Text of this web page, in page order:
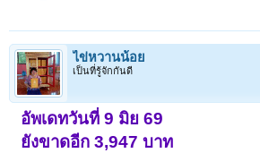
ไข่หวานน้อย
เป็นที่รู้จักกันดี
อัพเดทวันที่ 9 มิย 69
ยังขาดอีก 3,947 บาท